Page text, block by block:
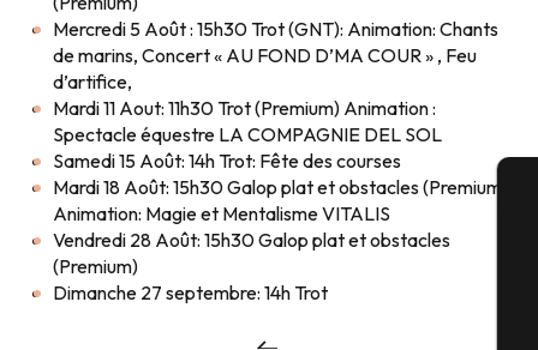
Mercredi 5 Août : 15h30 Trot (GNT): Animation: Chants
de marins, Concert « AU FOND D’MA COUR » , Feu
d’artifice,
Mardi 11 Aout: 11h30 Trot (Premium) Animation :
Spectacle équestre LA COMPAGNIE DEL SOL
Samedi 15 Août: 14h Trot: Fête des courses
Mardi 18 Août: 15h30 Galop plat et obstacles (Premium)
Animation: Magie et Mentalisme VITALIS
Vendredi 28 Août: 15h30 Galop plat et obstacles
(Premium)
Dimanche 27 septembre: 14h Trot